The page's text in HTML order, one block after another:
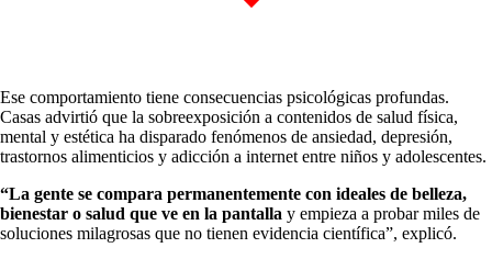
Ese comportamiento tiene consecuencias psicológicas profundas.
Casas advirtió que la sobreexposición a contenidos de salud física,
mental y estética ha disparado fenómenos de ansiedad, depresión,
trastornos alimenticios y adicción a internet entre niños y adolescentes.
“La gente se compara permanentemente con ideales de belleza,
bienestar o salud que ve en la pantalla y empieza a probar miles de
soluciones milagrosas que no tienen evidencia científica”, explicó.